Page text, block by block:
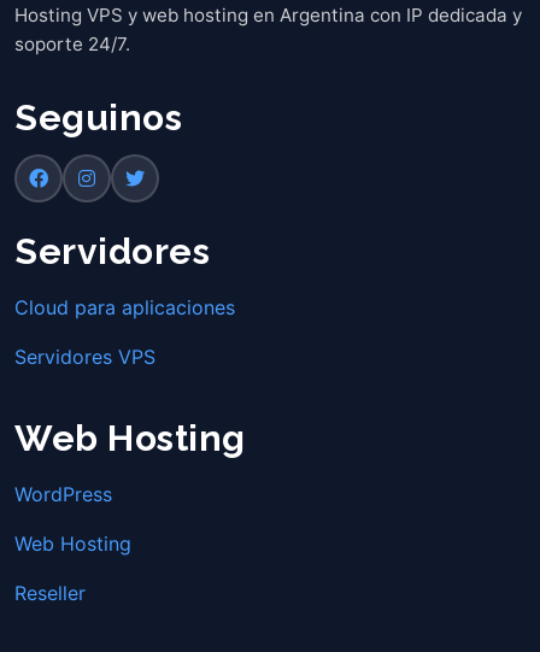
Hosting VPS y web hosting en Argentina con IP dedicada y
soporte 24/7.
Seguinos
Servidores
Cloud para aplicaciones
Servidores VPS
Web Hosting
WordPress
Web Hosting
Reseller